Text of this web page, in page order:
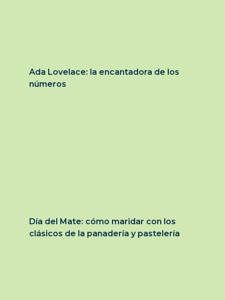
Ada Lovelace: la encantadora de los
números
Día del Mate: cómo maridar con los
clásicos de la panadería y pastelería